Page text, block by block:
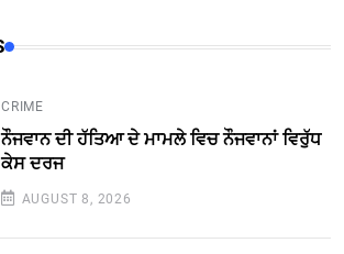
CRIME
ਨੌਜਵਾਨ ਦੀ ਹੱਤਿਆ ਦੇ ਮਾਮਲੇ ਵਿਚ ਨੌਜਵਾਨਾਂ ਵਿਰੁੱਧ
ਕੇਸ ਦਰਜ
AUGUST 8, 2026